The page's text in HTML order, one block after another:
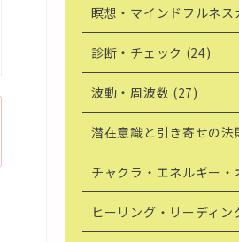
瞑想・マインドフルネ
診断・チェック (24)
波動・周波数 (27)
潜在意識と引き寄せの法
チャクラ・エネルギー
ヒーリング・リーディン